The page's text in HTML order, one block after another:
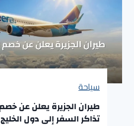
سياحة
تذاكر السفر إلى دول الخليج